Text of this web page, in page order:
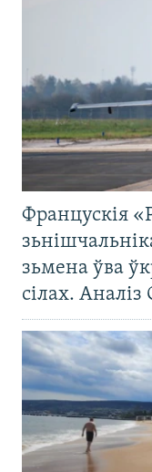
Францускія
зьмена ўва
сілах.